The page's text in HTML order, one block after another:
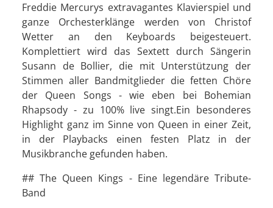
Freddie Mercurys extravagantes Klavierspiel und
ganze Orchesterklänge werden von Christof
Wetter an den Keyboards beigesteuert.
Komplettiert wird das Sextett durch Sängerin
Susann de Bollier, die mit Unterstützung der
Stimmen aller Bandmitglieder die fetten Chöre
der Queen Songs - wie eben bei Bohemian
Rhapsody - zu 100% live singt.Ein besonderes
Highlight ganz im Sinne von Queen in einer Zeit,
in der Playbacks einen festen Platz in der
Musikbranche gefunden haben.
## The Queen Kings - Eine legendäre Tribute-
Band